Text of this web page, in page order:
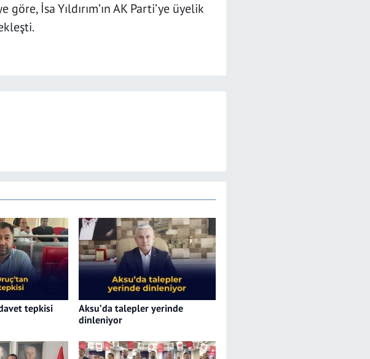
İsa Yıldırım’ın AK Parti’ye üyelik
tepkisi
Aksu’da talepler yerinde
dinleniyor